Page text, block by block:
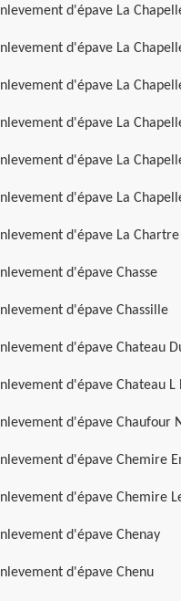
d'épave La
d'épave La
d'épave La
d'épave La
d'épave La
d'épave La
d'épave La
d'épave Chasse
d'épave Chassille
d'épave Chateau
d'épave Chateau
d'épave Chaufour
d'épave Chemire
d'épave Chemire
d'épave Chenay
d'épave Chenu